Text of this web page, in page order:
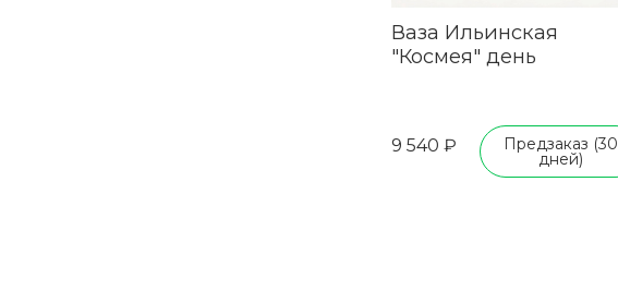
Ваза Ильинская
"Космея" день
9 540 ₽ Предзаказ (30
дней)